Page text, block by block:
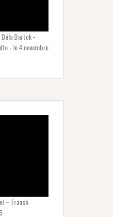
Béla Bartok -
- le 4 novembre
– Franck